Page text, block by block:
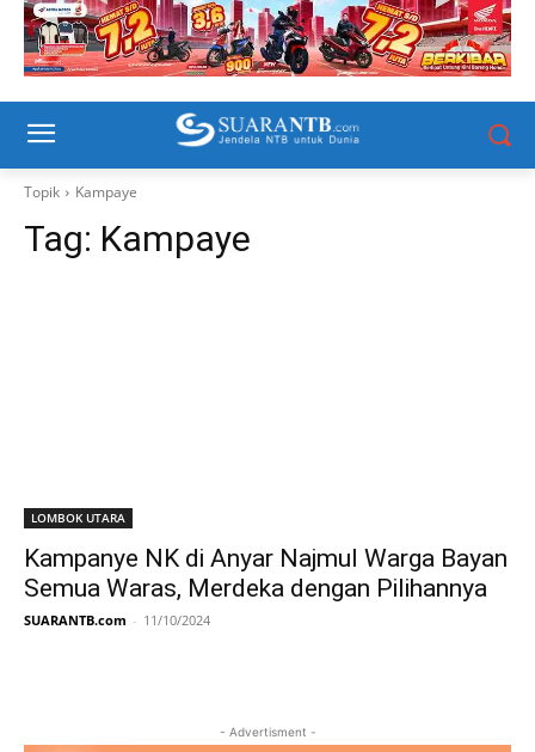
Topik Kampaye
Tag: Kampaye
LOMBOK UTARA
Kampanye NK di Anyar Najmul Warga Bayan
Semua Waras, Merdeka dengan Pilihannya
SUARANTB.com - 11/10/2024
- Advertisment -